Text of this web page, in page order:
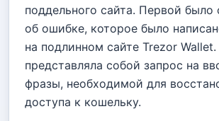
поддельного сайта. Первой
об ошибке, которое было
на подлинном сайте Trezor
представляла собой запрос на
фразы, необходимой для
доступа к кошельку.